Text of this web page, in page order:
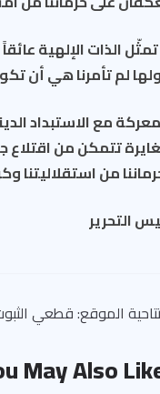
تمثّل الذات الإلهية
لم تأمرنا هي أن
مع الاستبداد
تتمكن من اقتلاع
من استقلاليتنا
التحرير
الموقع: قطعي
May Also